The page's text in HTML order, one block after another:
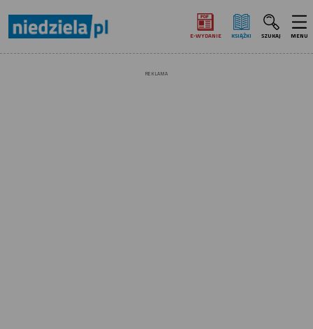
E‑WYDANIE KSIĄŻKI SZUKAJ MENU
REKLAMA